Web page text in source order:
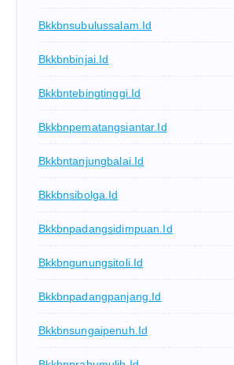
Bkkbnsubulussalam.id
Bkkbnbinjai.id
Bkkbntebingtinggi.id
Bkkbnpematangsiantar.id
Bkkbntanjungbalai.id
Bkkbnsibolga.id
Bkkbnpadangsidimpuan.id
Bkkbngunungsitoli.id
Bkkbnpadangpanjang.id
Bkkbnsungaipenuh.id